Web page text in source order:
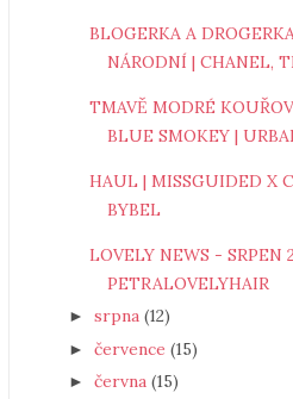
BLOGERKA A
NÁRODNÍ | CHANEL,
TMAVĚ MODRÉ
BLUE SMOKEY |
HAUL | MISSGUIDED X
BYBEL
LOVELY NEWS - SRPEN
PETRALOVELYHAIR
► srpna (12)
► července (15)
► června (15)